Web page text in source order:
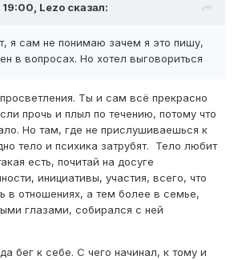
Lezo сказал:
я сам не понимаю зачем я это пишу,
в вопросах. Но хотел выговориться
Ты и сам всё прекрасно
прочь и плыл по течению, потому что
Но там, где не прислушиваешься к
тело и психика затрубят. Тело любит
есть, почитай на досуге
инициативы, участия, всего, что
в отношениях, а тем более в семье,
глазами, собирался с ней
бег к себе. С чего начинал, к тому и